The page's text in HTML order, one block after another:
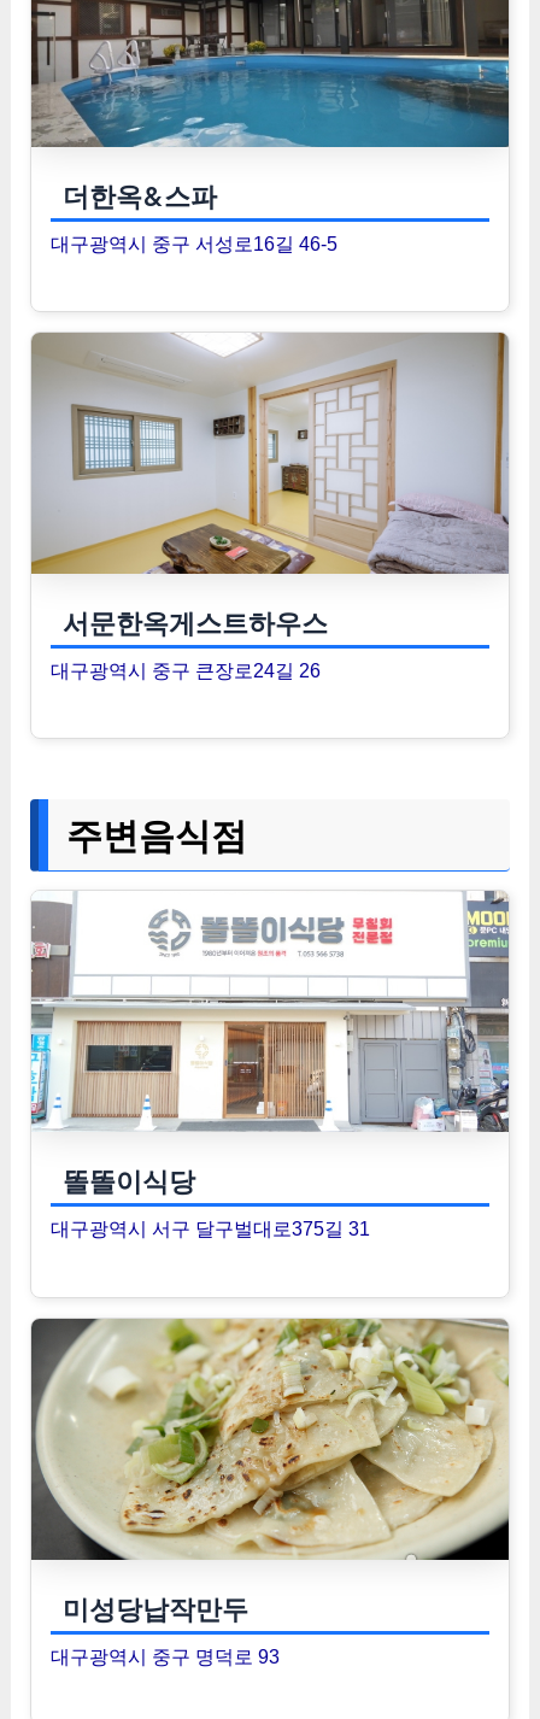
더한옥&스파
대구광역시 중구 서성로16길 46-5
서문한옥게스트하우스
대구광역시 중구 큰장로24길 26
주변음식점
똘똘이식당
대구광역시 서구 달구벌대로375길 31
미성당납작만두
대구광역시 중구 명덕로 93